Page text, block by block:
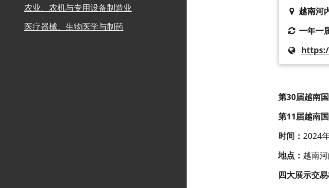
农业、农机与专用设备制造业
医疗器械、生物医学与制药
越南河
一年一
第30届越南
第11届越南
时间： 2024
地点： 越南
四大展示交